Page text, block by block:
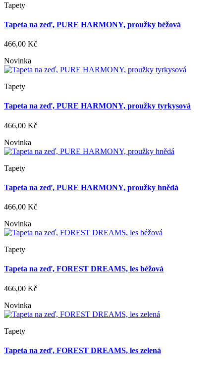
Tapety
Tapeta na zeď, PURE HARMONY, proužky béžová
466,00 Kč
Novinka
Tapety
Tapeta na zeď, PURE HARMONY, proužky tyrkysová
466,00 Kč
Novinka
Tapety
Tapeta na zeď, PURE HARMONY, proužky hnědá
466,00 Kč
Novinka
Tapety
Tapeta na zeď, FOREST DREAMS, les béžová
466,00 Kč
Novinka
Tapety
Tapeta na zeď, FOREST DREAMS, les zelená